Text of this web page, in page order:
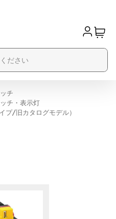
チ
チ・表示灯
/旧カタログモデル）